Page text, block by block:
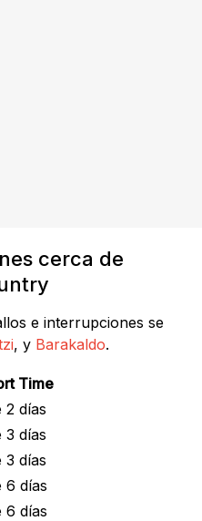
cerca de
e interrupciones se
, y Barakaldo.
Time
2 días
3 días
3 días
6 días
6 días